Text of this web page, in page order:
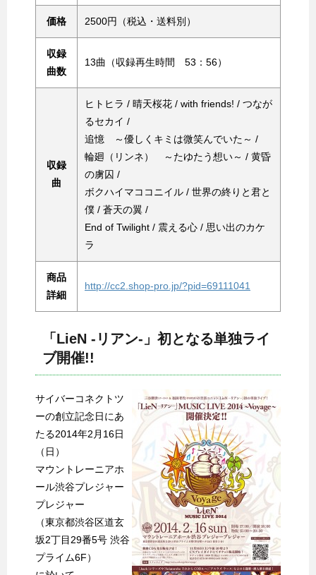
価格 2500円（税込・送料別）
収録
曲数
13曲（収録再生時間 53：56）
収録
曲
ヒトヒラ / 晴天桜花 / with friends! / つなが
るセカイ /
追憶 ～優しくキミは微笑んでいた～ /
輪廻（リンネ） ～たゆたう想い～ / 黄昏
の虜囚 /
ボクハイマココニイル / 世界の終りと君と
僕 / 蒼天の翼 /
End of Twilight / 震える心 / 思い出のカケ
ラ
商品
詳細
http://cc2.shop-pro.jp/?pid=69111041
「LieN ‐リアン‐」初となる単独ライ
ブ開催!!
サイバーコネクトツ
ーの創立記念日にあ
たる2014年2月16日
（日）
マウントレーニアホ
ール渋谷プレジャー
プレジャー
（東京都渋谷区道玄
坂2丁目29番5号 渋谷
プライム6F）